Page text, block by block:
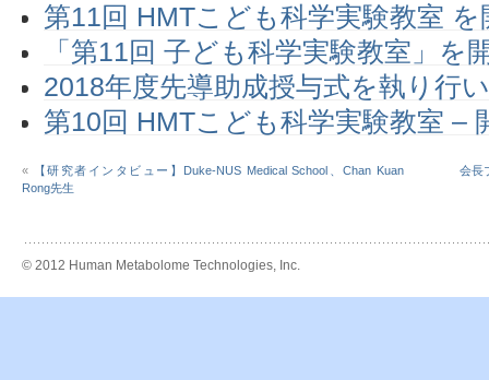
第11回 HMTこども科学実験教室
「第11回 子ども科学実験教室」を
2018年度先導助成授与式を執り行
第10回 HMTこども科学実験教室 –
«
【研究者インタビュー】Duke-NUS Medical School、Chan Kuan
Rong先生
会長
© 2012 Human Metabolome Technologies, Inc.